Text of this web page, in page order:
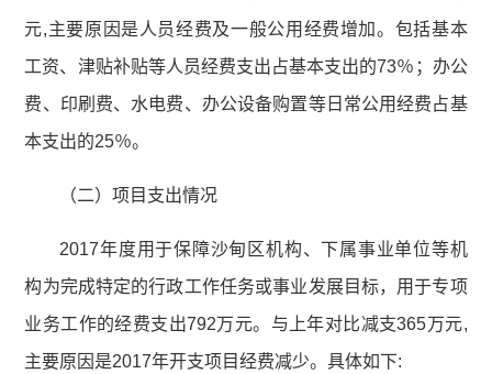
元,主要原因是人员经费及一般公用经费增加。包括基本
工资、津贴补贴等人员经费支出占基本支出的73％；办公
费、印刷费、水电费、办公设备购置等日常公用经费占基
本支出的25％。
（二）项目支出情况
2017年度用于保障沙甸区机构、下属事业单位等机
构为完成特定的行政工作任务或事业发展目标，用于专项
业务工作的经费支出792万元。与上年对比减支365万元,
主要原因是2017年开支项目经费减少。具体如下: